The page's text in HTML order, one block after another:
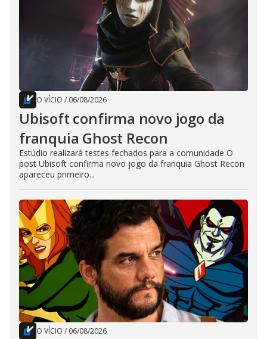
O VÍCIO / 06/08/2026
Ubisoft confirma novo jogo da
franquia Ghost Recon
Estúdio realizará testes fechados para a comunidade O
post Ubisoft confirma novo jogo da franquia Ghost Recon
apareceu primeiro...
O VÍCIO / 06/08/2026